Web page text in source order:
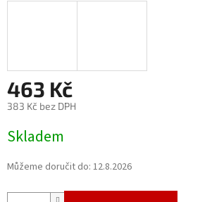
463 Kč
383 Kč bez DPH
cena:
Skladem
Můžeme doručit do: 12.8.2026